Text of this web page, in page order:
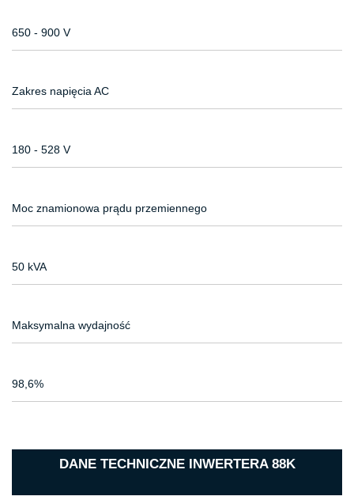
650 - 900 V
Zakres napięcia AC
180 - 528 V
Moc znamionowa prądu przemiennego
50 kVA
Maksymalna wydajność
98,6%
DANE TECHNICZNE INWERTERA 88K